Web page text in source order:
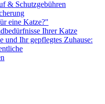
& Schutzgebühren
eine Katze?"
Ihrer Katze
und Ihr gepflegtes Zuhause: